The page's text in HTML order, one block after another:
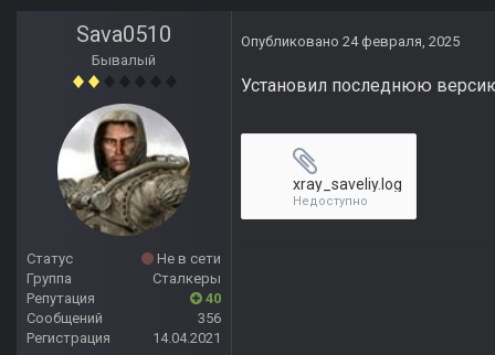
Sava0510
Бывалый
Статус
Не в сети
Группа
Сталкеры
Репутация
40
Сообщений
356
Регистрация
14.04.2021
Опубликовано 24 февраля, 2025
Установил последнюю
xray_saveliy.log
Недоступно